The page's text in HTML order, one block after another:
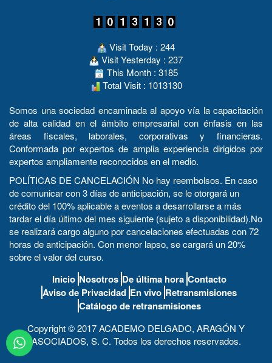
Visit Today : 244
Visit Yesterday : 237
This Month : 3185
Total Visit : 1013130
Somos una sociedad encaminada al apoyo vía la capacitación
de alta calidad en el ámbito empresarial con énfasis en las
áreas fiscales, laborales, corporativas y financieras.
Conformada por expertos de amplia experiencia dirigidos por
expertos ampliamente reconocidos en el medio.
POLÍTICAS DE CANCELACIÓN No hay reembolsos. En caso
de comunicar con 3 días de anticipación, se le otorgará un
crédito del 100% aplicable a eventos a desarrollarse a más
tardar el día último del mes siguiente (sujeto a disponibilidad).No
se realizará cargo alguno por cancelaciones efectuadas con 72
horas de anticipación. Con menor lapso, se cargará un 20%
sobre el valor del curso.
Inicio Nosotros De última hora Contacto
Aviso de Privacidad En vivo Retransmisiones
Catálogo de retransmisiones
Copyright © 2017 ACADEMO DELGADO, ARAGÓN Y
ASOCIADOS, S. C. Todos los derechos reservados.